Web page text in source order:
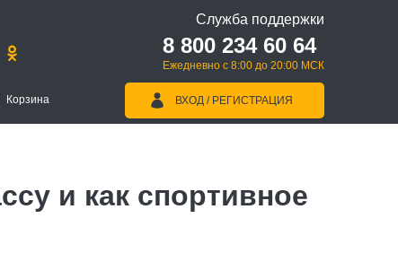
Служба поддержки
8 800 234 60 64
Ежедневно с 8:00 до 20:00 МСК
Корзина ВХОД / РЕГИСТРАЦИЯ
и как спортивное